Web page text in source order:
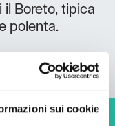
sui cookie
il Boreto, tipica
polenta.